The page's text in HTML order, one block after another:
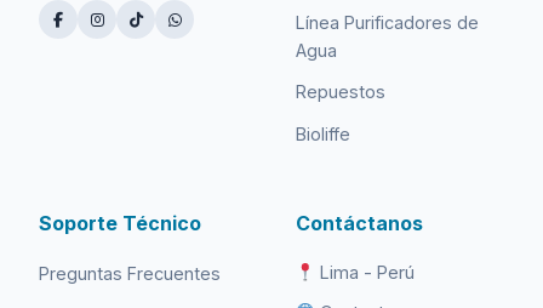
Línea Purificadores de
Agua
Repuestos
Bioliffe
Soporte Técnico
Preguntas Frecuentes
Contáctanos
Lima - Perú